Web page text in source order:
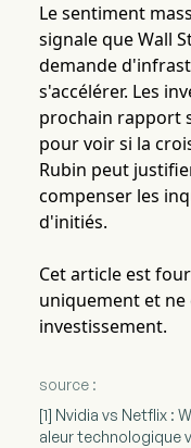
Le sentiment
signale que Wall
demande
s'accélérer. Les
prochain rapport
pour voir si la
Rubin peut
compenser les
d'initiés.
Cet article est
uniquement et ne
investissement.
source :
[1] Nvidia vs Netflix :
aleur technologique